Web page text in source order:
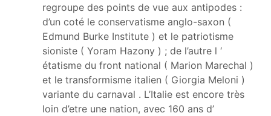
regroupe des points de vue aux antipodes :
d’un coté le conservatisme anglo-saxon (
Edmund Burke Institute ) et le patriotisme
sioniste ( Yoram Hazony ) ; de l’autre l ‘
étatisme du front national ( Marion Marechal )
et le transformisme italien ( Giorgia Meloni )
variante du carnaval . L’Italie est encore très
loin d’etre une nation, avec 160 ans d’